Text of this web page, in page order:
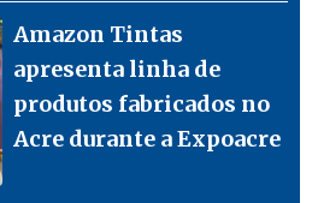
Amazon Tintas
apresenta linha de
produtos fabricados no
Acre durante a Expoacre